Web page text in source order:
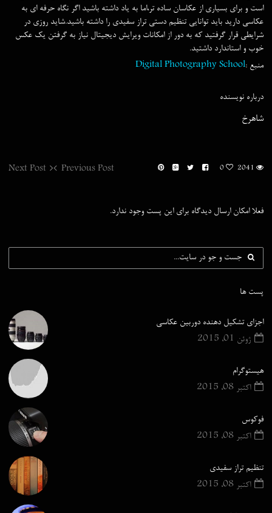
است و برای بسیاری از عکاسان ساده تر،اما به یاد داشته باشید اگر نگاه حرفه ای به
عکاسی دارید باید توانایی تنظیم دستی تراز سفیدی را داشته باشید.شاید روزی در
شرایطی قرار گرفتید که به دور از امکانات ویرایش دیجیتال نیاز به گرفتن یک عکس
خوب و استاندارد داشتید.
منبع :Digital Photography School
درباره نویسنده
شاهرخ
Previous Post
Next Post 2041
0
فعلا امکان ارسال دیدگاه برای این پست وجود ندارد.
پست ها
اجزای تشکیل دهنده دوربین عکاسی
ژوئن 01, 2015
هیستوگرام
اکتبر 08, 2015
فوکوس
اکتبر 08, 2015
تنظیم تراز سفیدی
اکتبر 08, 2015